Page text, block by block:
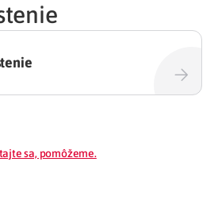
sa, pomôžeme.